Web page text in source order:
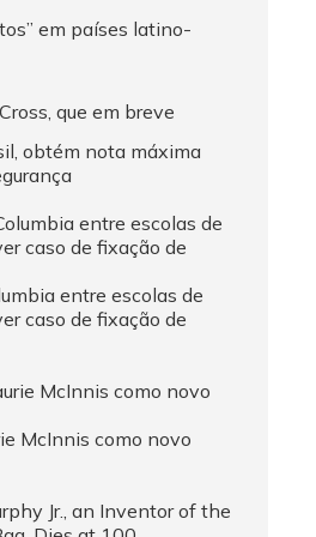
em países latino-
que em breve
obtém nota máxima
entre escolas de
caso de fixação de
McInnis como novo